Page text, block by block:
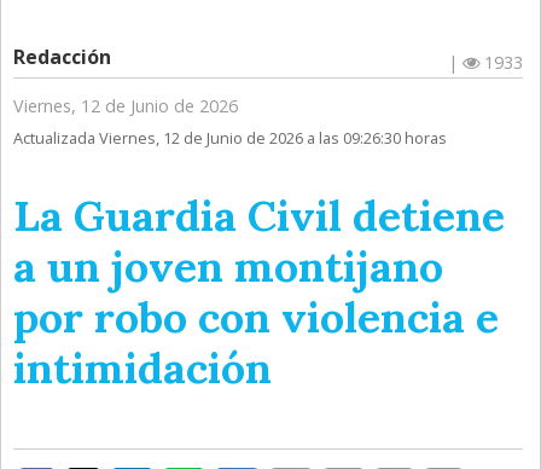
Redacción |
1933
Viernes, 12 de Junio de 2026
Actualizada Viernes, 12 de Junio de 2026 a las 09:26:30 horas
La Guardia Civil detiene
a un joven montijano
por robo con violencia e
intimidación